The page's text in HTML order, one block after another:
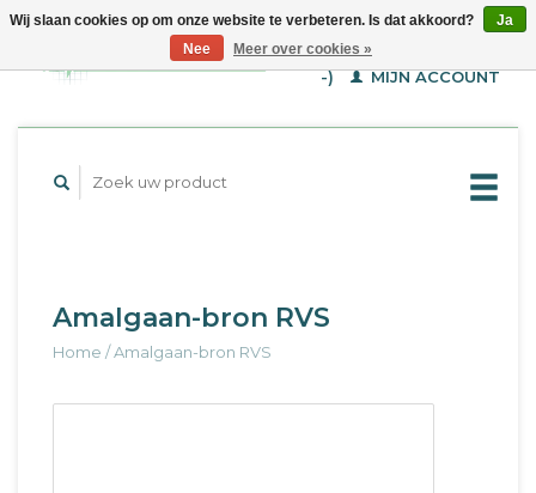
WINKELWAGEN (€--,-
-)
MIJN ACCOUNT
Amalgaan-bron RVS
Home /Amalgaan-bron RVS
Wij slaan cookies op om onze website te verbeteren. Is dat akkoord?
Ja
Nee
Meer over cookies »